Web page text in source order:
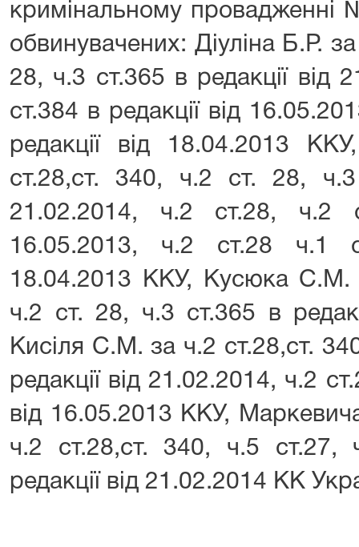
кримінальному провадженні
обвинувачених: Діуліна Б.Р.
28, ч.3 ст.365 в редакції від
ст.384 в редакції від
редакції від 18.04.2013
ст.28,ст. 340, ч.2 ст. 28, ч.3
21.02.2014, ч.2 ст.28, ч.2
16.05.2013, ч.2 ст.28 ч.1
18.04.2013 ККУ, Кусюка С.М.
ч.2 ст. 28, ч.3 ст.365 в
Кисіля С.М. за ч.2 ст.28,ст.
редакції від 21.02.2014, ч.2
від 16.05.2013 ККУ,
ч.2 ст.28,ст. 340, ч.5 ст.27,
редакції від 21.02.2014 КК